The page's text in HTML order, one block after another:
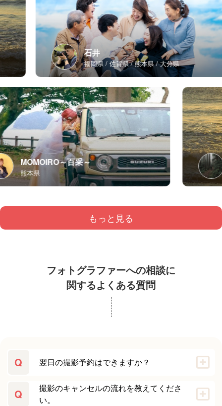
石井
福岡県 佐賀県 熊本県 大分県
MOMOIRO～百采～
熊本県
もっと見る
フォトグラファーへの相談に
関するよくある質問
Q 翌日の撮影予約はできますか？
Q
撮影のキャンセルの流れを教えてくださ
い。